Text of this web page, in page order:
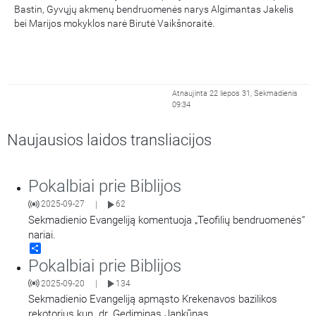
Bastin, Gyvųjų akmenų bendruomenės narys Algimantas Jakelis
bei Marijos mokyklos narė Birutė Vaikšnoraitė.
Atnaujinta 22 liepos 31, Sekmadienis
09:34
Naujausios laidos transliacijos
Pokalbiai prie Biblijos
2025-09-27 62
Sekmadienio Evangeliją komentuoja „Teofilių bendruomenės“
nariai.
Pokalbiai prie Biblijos
2025-09-20 134
Sekmadienio Evangeliją apmąsto Krekenavos bazilikos